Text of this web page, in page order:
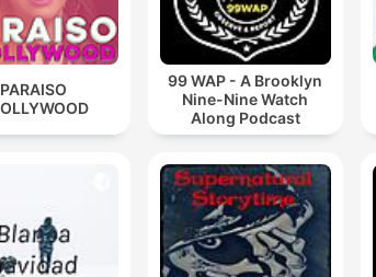
PARAISO
99 WAP - A Brooklyn
Nine-Nine Watch
Along Podcast